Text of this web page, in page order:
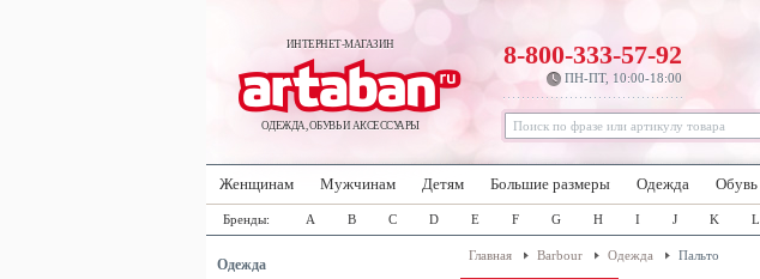
ИНТЕРНЕТ-МАГАЗИН
ОДЕЖДА, ОБУВЬ И АКСЕССУАРЫ
8-800-333-57-92
ПН-ПТ, 10:00-18:00
Женщинам Мужчинам Детям Большие размеры Одежда Обувь
Бренды: A B C D E F G H I J K L
Одежда
Главная Barbour Одежда Пальто